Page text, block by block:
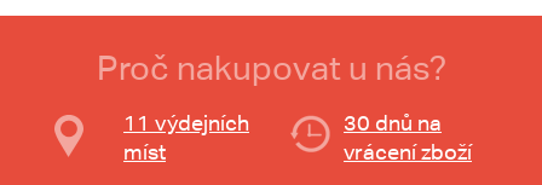
Proč nakupovat u nás?
11 výdejních
míst
30 dnů na
vrácení zboží